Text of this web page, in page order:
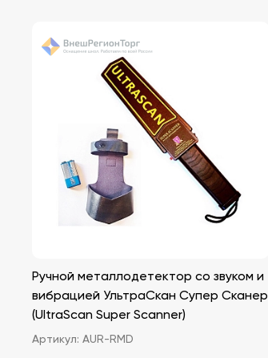
Ручной металлодетектор со звуком и
вибрацией УльтраСкан Супер Сканер
(UltraScan Super Scanner)
Артикул: AUR-RMD